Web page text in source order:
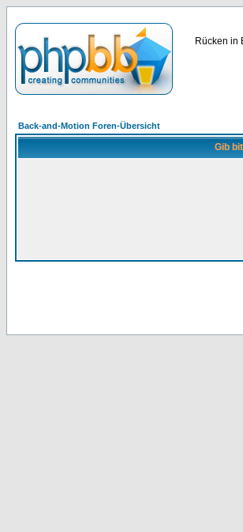
Rücken in
Back-and-Motion Foren-Übersicht
Gib